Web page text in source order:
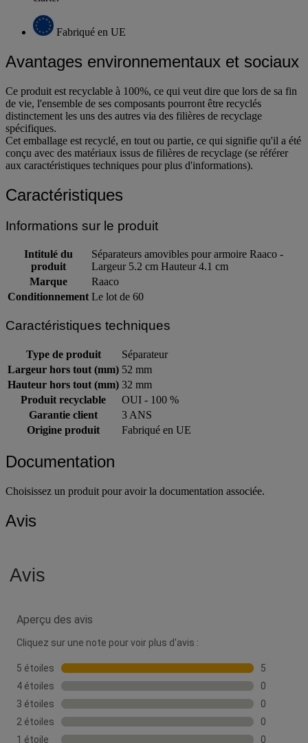
Fabriqué en UE
Avantages environnementaux et sociaux
Ce produit est recyclable à 100%, ce qui veut dire que lors de sa fin
de vie, l'ensemble de ses composants pourront être recyclés
distinctement les uns des autres via des filières de recyclage
spécifiques.
Cet emballage est recyclé, en tout ou partie, ce qui signifie qu'il a été
conçu avec des matériaux issus de filières de recyclage (se référer
aux caractéristiques techniques pour plus d'informations).
Caractéristiques
Informations sur le produit
Intitulé du
produit
Séparateurs amovibles pour armoire Raaco -
Largeur 5.2 cm Hauteur 4.1 cm
Marque
Raaco
Conditionnement Le lot de 60
Caractéristiques techniques
Type de produit
Séparateur
Largeur hors tout (mm) 52 mm
Hauteur hors tout (mm) 32 mm
Produit recyclable
OUI - 100 %
Garantie client
3 ANS
Origine produit
Fabriqué en UE
Documentation
Choisissez un produit pour avoir la documentation associée.
Avis